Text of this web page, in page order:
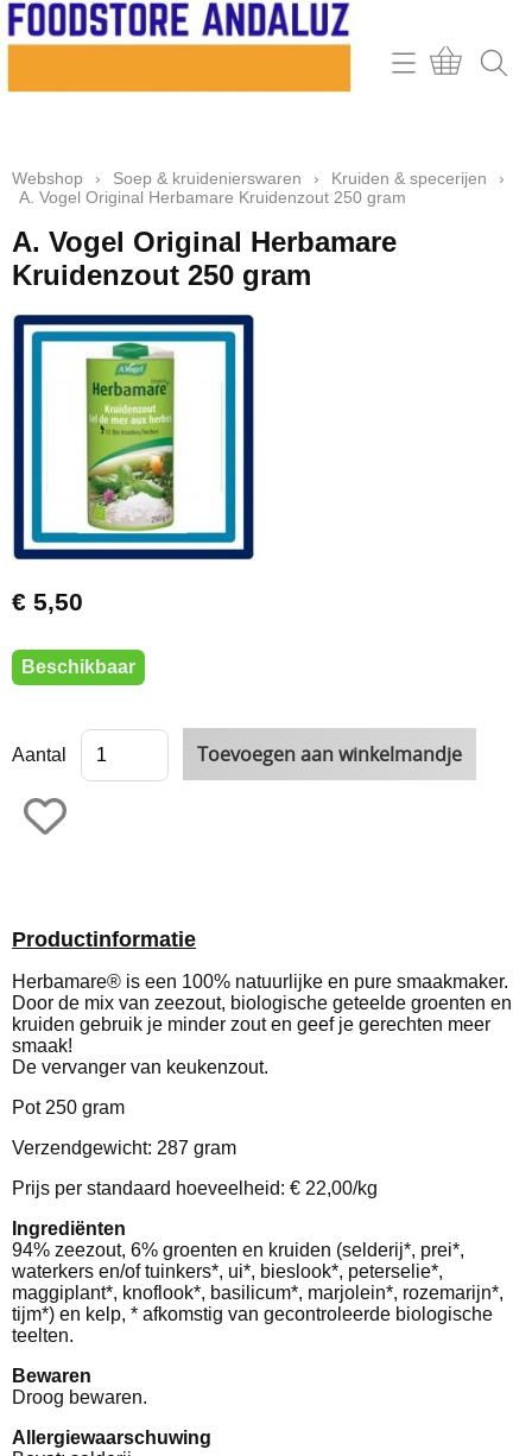
Home
Contact
Mijn account
Retour & klachten
Informatie
Webshop › Soep & kruidenierswaren › Kruiden & specerijen
›
A. Vogel Original Herbamare Kruidenzout 250 gram
A. Vogel Original Herbamare
Kruidenzout 250 gram
€ 5,50
Beschikbaar
Aantal
Productinformatie
Herbamare® is een 100% natuurlijke en pure smaakmaker.
Door de mix van zeezout, biologische geteelde groenten en
kruiden gebruik je minder zout en geef je gerechten meer
smaak!
De vervanger van keukenzout.
Pot 250 gram
Verzendgewicht: 287 gram
Prijs per standaard hoeveelheid: € 22,00/kg
Ingrediënten
94% zeezout, 6% groenten en kruiden (selderij*, prei*,
waterkers en/of tuinkers*, ui*, bieslook*, peterselie*,
maggiplant*, knoflook*, basilicum*, marjolein*, rozemarijn*,
tijm*) en kelp, * afkomstig van gecontroleerde biologische
teelten.
Bewaren
Droog bewaren.
Allergiewaarschuwing